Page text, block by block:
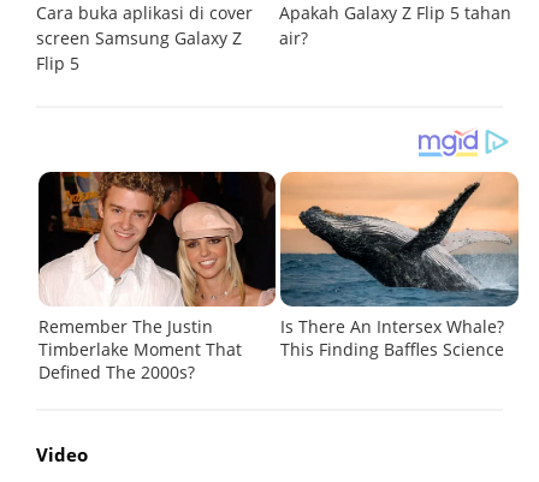
Cara buka aplikasi di cover
screen Samsung Galaxy Z
Flip 5
Apakah Galaxy Z Flip 5 tahan
air?
Video